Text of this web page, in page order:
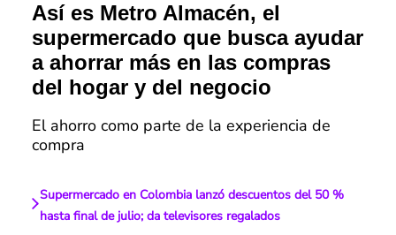
Así es Metro Almacén, el
supermercado que busca ayudar
a ahorrar más en las compras
del hogar y del negocio
El ahorro como parte de la experiencia de
compra
Supermercado en Colombia lanzó descuentos del 50 %
hasta final de julio; da televisores regalados